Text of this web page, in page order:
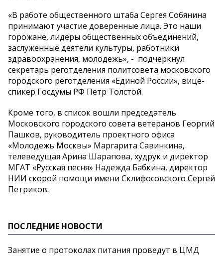
«В работе общественного штаба Сергея Собянина
принимают участие доверенные лица. Это наши
горожане, лидеры общественных объединений,
заслуженные деятели культуры, работники
здравоохранения, молодежь», - подчеркнул
секретарь реготделения политсовета московского
городского реготделения «Единой России», вице-
спикер Госдумы РФ Петр Толстой.
Кроме того, в список вошли председатель
Московского городского совета ветеранов Георгий
Пашков, руководитель проектного офиса
«Молодежь Москвы» Маргарита Савинкина,
телеведущая Арина Шарапова, худрук и директор
МГАТ «Русская песня» Надежда Бабкина, директор
НИИ скорой помощи имени Склифосовского Сергей
Петриков.
ПОСЛЕДНИЕ НОВОСТИ
Занятие о протоколах питания проведут в ЦМД